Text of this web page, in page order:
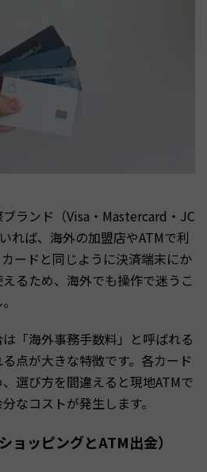
ランド（Visa・Mastercard・JC
れば、海外の加盟店やATMで利
ードと同じように決済端末にか
るため、海外でも操作で迷うこ
「海外事務手数料」と呼ばれる
点が大きな特徴です。各カード
選び方を間違えると現地ATMで
なコストが発生します。
ョッピングとATM出金）